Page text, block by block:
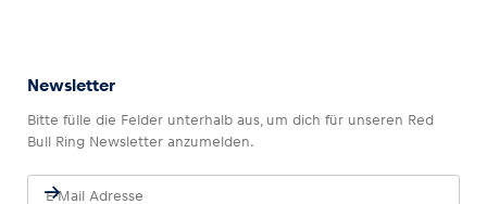
Newsletter
Bitte fülle die Felder unterhalb aus, um dich für unseren Red
Bull Ring Newsletter anzumelden.